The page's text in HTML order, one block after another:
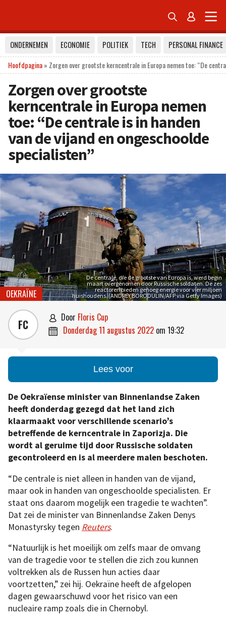
 
ONDERNEMEN ECONOMIE POLITIEK TECH
PERSONAL FINANCE
Hoofdpagina» Zorgen over grootste kerncentrale in Europa nemen toe: “De
Zorgen over grootste
kerncentrale in Europa nemen
toe: “De centrale is in handen
van de vijand en ongeschoolde
specialisten”
De centrale, die de grootste van Europa is, werd begin
maart overgenomen door Russische soldaten. De zes
reactoren bieden genoeg energie voor vier miljoen
huishoudens. (ANDREY BORODULIN/AFP via Getty Images)
OEKRAÏNE
FC  door Floris Cup
 donderdag 11 augustus 2022 om 19:32
Lees voor
De Oekraïense minister van Binnenlandse Zaken
heeft donderdag gezegd dat het land zich
klaarmaakt voor verschillende scenario’s
betreffende de kerncentrale in Zaporizja. Die
wordt al geruime tijd door Russische soldaten
gecontroleerd en is al meerdere malen beschoten.
“De centrale is niet alleen in handen van de vijand,
maar ook in handen van ongeschoolde specialisten. Er
staat ons daarom mogelijk een tragedie te wachten”.
Dat zei de minister van Binnenlandse Zaken Denys
Monastyrsky tegen Reuters.
“Natuurlijk is het moeilijk om zelfs maar de omvang
van de tragedie voor te stellen die zich zou kunnen
voltrekken als de Russen hun acties daar
voortzetten,” zei hij. Oekraïne heeft de afgelopen
dagen gewaarschuwd voor het risico van een
nucleaire ramp zoals die in Chernobyl.